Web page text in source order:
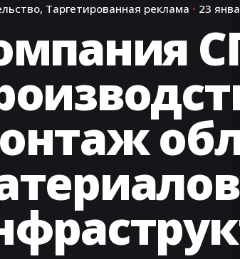
Таргетированная реклама 23